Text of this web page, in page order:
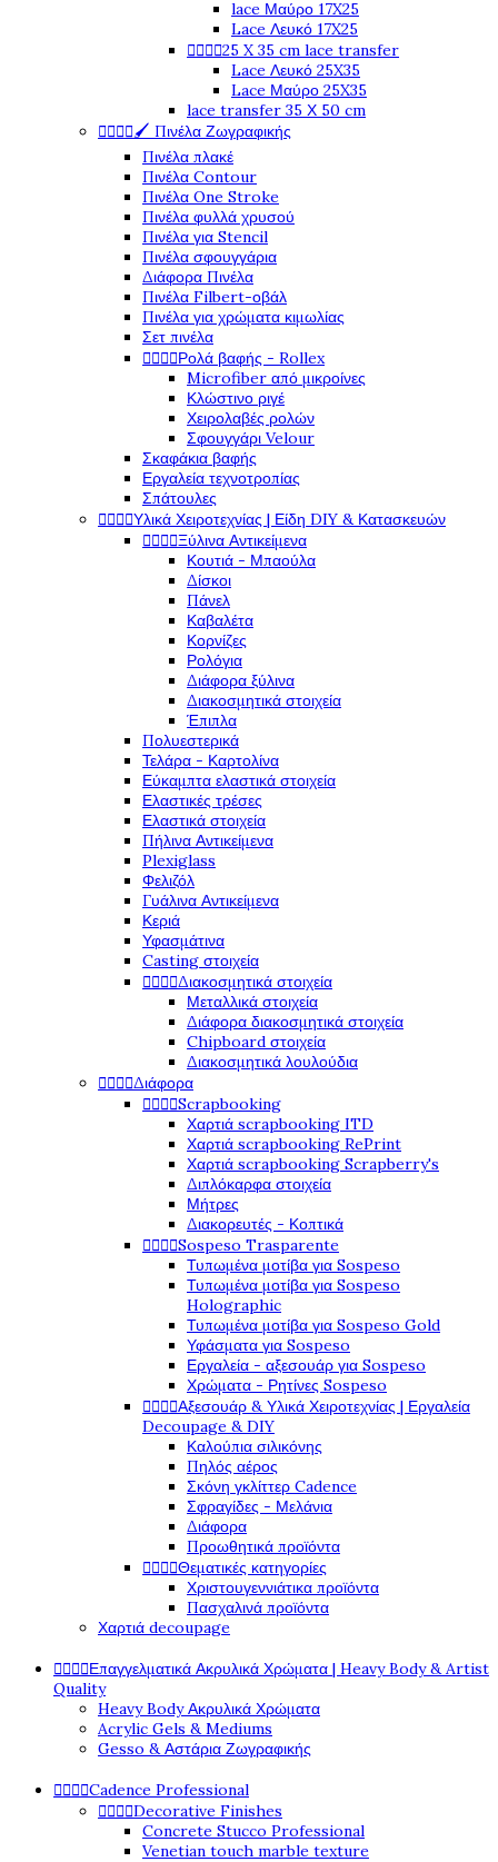
lace Μαύρο 17X25
Lace Λευκό 17X25
25 X 35 cm lace transfer
Lace Λευκό 25X35
Lace Μαύρο 25X35
lace transfer 35 Χ 50 cm
🖌️ Πινέλα Ζωγραφικής
Πινέλα πλακέ
Πινέλα Contour
Πινέλα One Stroke
Πινέλα φυλλά χρυσού
Πινέλα για Stencil
Πινέλα σφουγγάρια
Διάφορα Πινέλα
Πινέλα Filbert-οβάλ
Πινέλα για χρώματα κιμωλίας
Σετ πινέλα
Ρολά βαφής - Rollex
Microfiber από μικροίνες
Κλώστινο ριγέ
Χειρολαβές ρολών
Σφουγγάρι Velour
Σκαφάκια βαφής
Εργαλεία τεχνοτροπίας
Σπάτουλες
Υλικά Χειροτεχνίας | Είδη DIY & Κατασκευών
Ξύλινα Αντικείμενα
Κουτιά - Μπαούλα
Δίσκοι
Πάνελ
Καβαλέτα
Κορνίζες
Ρολόγια
Διάφορα ξύλινα
Διακοσμητικά στοιχεία
Έπιπλα
Πολυεστερικά
Τελάρα - Καρτολίνα
Εύκαμπτα ελαστικά στοιχεία
Ελαστικές τρέσες
Ελαστικά στοιχεία
Πήλινα Αντικείμενα
Plexiglass
Φελιζόλ
Γυάλινα Αντικείμενα
Κεριά
Υφασμάτινα
Casting στοιχεία
Διακοσμητικά στοιχεία
Μεταλλικά στοιχεία
Διάφορα διακοσμητικά στοιχεία
Chipboard στοιχεία
Διακοσμητικά λουλούδια
Διάφορα
Scrapbooking
Χαρτιά scrapbooking ITD
Χαρτιά scrapbooking RePrint
Χαρτιά scrapbooking Scrapberry's
Διπλόκαρφα στοιχεία
Μήτρες
Διακορευτές - Κοπτικά
Sospeso Trasparente
Τυπωμένα μοτίβα για Sospeso
Τυπωμένα μοτίβα για Sospeso
Holographic
Τυπωμένα μοτίβα για Sospeso Gold
Υφάσματα για Sospeso
Εργαλεία - αξεσουάρ για Sospeso
Χρώματα - Ρητίνες Sospeso
Αξεσουάρ & Υλικά Χειροτεχνίας | Εργαλεία
Decoupage & DIY
Καλούπια σιλικόνης
Πηλός αέρος
Σκόνη γκλίττερ Cadence
Σφραγίδες - Μελάνια
Διάφορα
Προωθητικά προϊόντα
Θεματικές κατηγορίες
Χριστουγεννιάτικα προϊόντα
Πασχαλινά προϊόντα
Χαρτιά decoupage
Επαγγελματικά Ακρυλικά Χρώματα | Heavy Body & Artist
Quality
Heavy Body Ακρυλικά Χρώματα
Acrylic Gels & Mediums
Gesso & Αστάρια Ζωγραφικής
Cadence Professional
Decorative Finishes
Concrete Stucco Professional
Venetian touch marble texture